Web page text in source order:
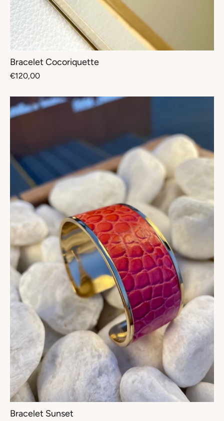
Bracelet Cocoriquette
€120,00
Bracelet Sunset